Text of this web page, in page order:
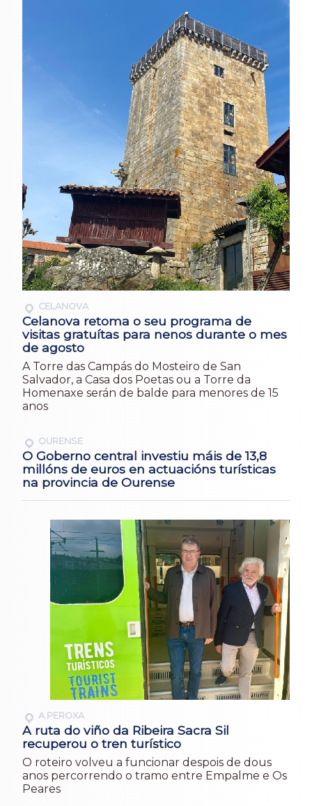
CELANOVA
Celanova retoma o seu programa de
visitas gratuítas para nenos durante o mes
de agosto
A Torre das Campás do Mosteiro de San
Salvador, a Casa dos Poetas ou a Torre da
Homenaxe serán de balde para menores de 15
anos
OURENSE
O Goberno central investiu máis de 13,8
millóns de euros en actuacións turísticas
na provincia de Ourense
A PEROXA
A ruta do viño da Ribeira Sacra Sil
recuperou o tren turístico
O roteiro volveu a funcionar despois de dous
anos percorrendo o tramo entre Empalme e Os
Peares